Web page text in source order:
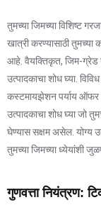
तुमच्या जिमच्या विशिष्ट
खात्री करण्यासाठी तुमच्या
आहे. वैयक्तिकृत, जिम-ग्रेड
उत्पादकाचा शोध घ्या.
कस्टमायझेशन पर्याय ऑफर
उत्पादकाचा शोध घ्या जो
घेण्यास सक्षम असेल. योग्य
तुमच्या जिमच्या ध्येयांशी
गुणवत्ता नियंत्रण: